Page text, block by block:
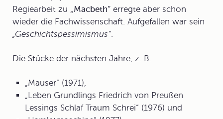
Regiearbeit zu „Macbeth“ erregte aber schon
wieder die Fachwissenschaft. Aufgefallen war sein
„Geschichtspessimismus“.
Die Stücke der nächsten Jahre, z. B.
„Mauser“ (1971),
„Leben Grundlings Friedrich von Preußen
Lessings Schlaf Traum Schrei“ (1976) und